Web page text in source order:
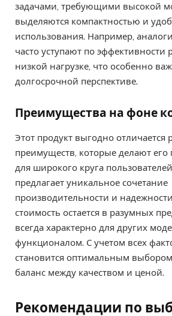
задачами, требующими высокой
выделяются компактностью и
использования. Например,
часто уступают по эффективности
низкой нагрузке, что особенно
долгосрочной перспективе.
Преимущества на фоне
Этот продукт выгодно отличается
преимуществ, которые делают
для широкого круга
предлагает уникальное сочетание
производительности и
стоимость остается в разумных
всегда характерно для других
функционалом. С учетом всех
становится оптимальным
баланс между качеством и ценой.
Рекомендации по